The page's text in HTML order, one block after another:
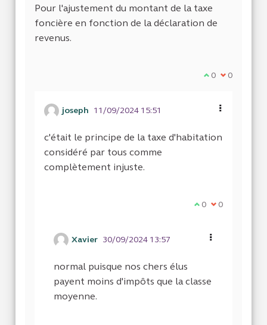
Pour l'ajustement du montant de la taxe
foncière en fonction de la déclaration de
revenus.
Je suis
0 Je ne suis
0
joseph 11/09/2024 15:51
c'était le principe de la taxe d'habitation
considéré par tous comme
complètement injuste.
Je suis d'accord
0 Je ne suis
0
Xavier 30/09/2024 13:57
normal puisque nos chers élus
payent moins d'impôts que la classe
moyenne.